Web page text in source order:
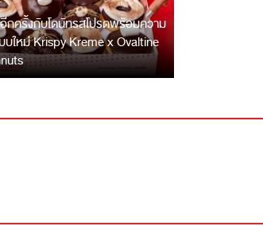
กครั้งกับโดนัทรสโปรดพร้อมความ
บใหม่ Krispy Kreme x Ovaltine